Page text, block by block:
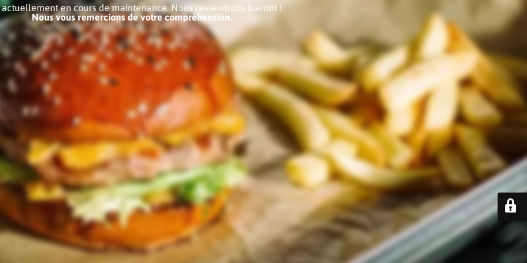
actuellement en cours de maintenance. Nous reviendrons bientôt !
Nous vous remercions de votre compréhension.